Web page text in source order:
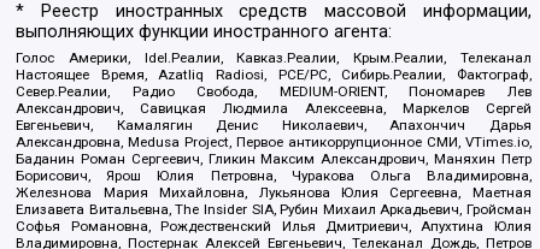
* Реестр иностранных средств массовой информации,
выполняющих функции иностранного агента:
Голос Америки, Idel.Реалии, Кавказ.Реалии, Крым.Реалии, Телеканал
Настоящее Время, Azatliq Radiosi, PCE/PC, Сибирь.Реалии, Фактограф,
Север.Реалии, Радио Свобода, MEDIUM-ORIENT, Пономарев Лев
Александрович, Савицкая Людмила Алексеевна, Маркелов Сергей
Евгеньевич, Камалягин Денис Николаевич, Апахончич Дарья
Александровна, Medusa Project, Первое антикоррупционное СМИ, VTimes.io,
Баданин Роман Сергеевич, Гликин Максим Александрович, Маняхин Петр
Борисович, Ярош Юлия Петровна, Чуракова Ольга Владимировна,
Железнова Мария Михайловна, Лукьянова Юлия Сергеевна, Маетная
Елизавета Витальевна, The Insider SIA, Рубин Михаил Аркадьевич, Гройсман
Софья Романовна, Рождественский Илья Дмитриевич, Апухтина Юлия
Владимировна, Постернак Алексей Евгеньевич, Телеканал Дождь, Петров